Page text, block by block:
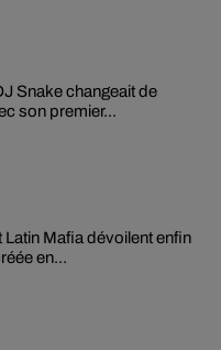
Snake changeait de
son premier...
Latin Mafia dévoilent enfin
en...